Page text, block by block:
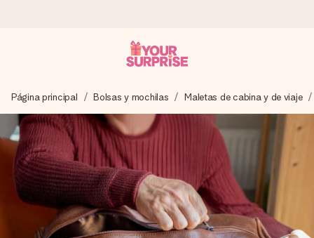
Preparamos tu regalo con cuidado y lo enviamos al vuelo,
para que lo entregues en el momento perfecto, cuando más
importa.
4,5 (basado en +15.000 opiniones)
Nuestros regalos inspiran. Los clientes nos dan un 4,5 en
Google Reviews.
Página principal Bolsas y mochilas Maletas de cabina y de viaje